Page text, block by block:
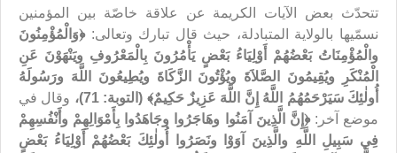
تتحدّث بعض الآيات الكريمة عن علاقة خاصّة بين المؤمنين
نسمّيها بالولاية المتبادلة، حيث قال تبارك وتعالى:﴿وَالْمُؤْمِنُونَ
والْمُؤْمِنَاتُ بَعْضُهُمْ أَوْلِيَاءُ بَعْضٍ يَأْمُرُونَ بِالْمَعْرُوفِ ويَنْهَوْنَ عَنِ
الْمُنْكَرِ ويُقِيمُونَ الصَّلاَةَ ويُؤْتُونَ الزَّكَاةَ ويُطِيعُونَ اللَّهَ ورَسُولَهُ
أُولٰئِكَ سَيَرْحَمُهُمُ اللَّهُ إِنَّ اللَّهَ عَزِيزٌ حَكِيمٌ﴾ (التوبة: 71)،
وقال في
موضع آخر: ‏﴿إِنَّ الَّذِينَ آمَنُوا وهَاجَرُوا وجَاهَدُوا بِأَمْوَالِهِمْ وأَنْفُسِهِمْ
فِي سَبِيلِ اللَّهِ والَّذِينَ آوَوْا ونَصَرُوا أُولٰئِكَ بَعْضُهُمْ أَوْلِيَاءُ بَعْضٍ